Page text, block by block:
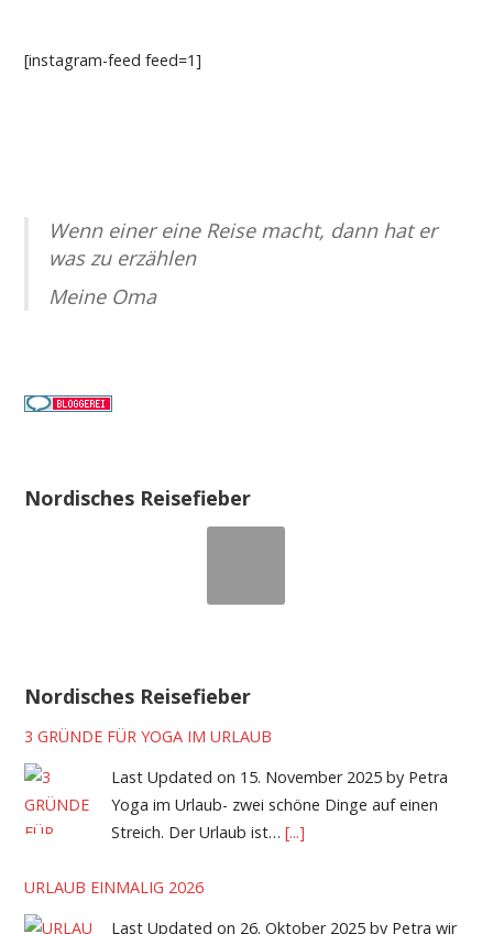
[instagram-feed feed=1]
Wenn einer eine Reise macht, dann hat er
was zu erzählen
Meine Oma
Nordisches Reisefieber
Nordisches Reisefieber
3 GRÜNDE FÜR YOGA IM URLAUB
Last Updated on 15. November 2025 by Petra
Yoga im Urlaub- zwei schöne Dinge auf einen
Streich. Der Urlaub ist… [...]
URLAUB EINMALIG 2026
Last Updated on 26. Oktober 2025 by Petra wir